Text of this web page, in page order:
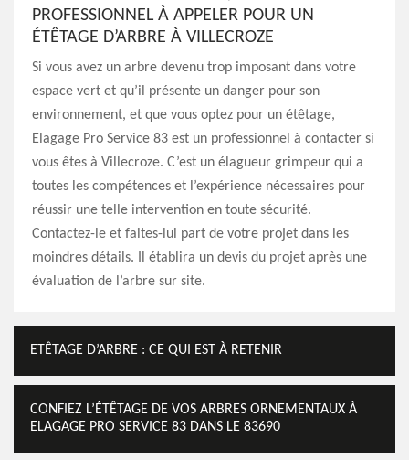
PROFESSIONNEL À APPELER POUR UN
ÉTÊTAGE D’ARBRE À VILLECROZE
Si vous avez un arbre devenu trop imposant dans votre
espace vert et qu’il présente un danger pour son
environnement, et que vous optez pour un étêtage,
Elagage Pro Service 83 est un professionnel à contacter si
vous êtes à Villecroze. C’est un élagueur grimpeur qui a
toutes les compétences et l’expérience nécessaires pour
réussir une telle intervention en toute sécurité.
Contactez-le et faites-lui part de votre projet dans les
moindres détails. Il établira un devis du projet après une
évaluation de l’arbre sur site.
ETÊTAGE D’ARBRE : CE QUI EST À RETENIR
CONFIEZ L’ÉTÊTAGE DE VOS ARBRES ORNEMENTAUX À
ELAGAGE PRO SERVICE 83 DANS LE 83690